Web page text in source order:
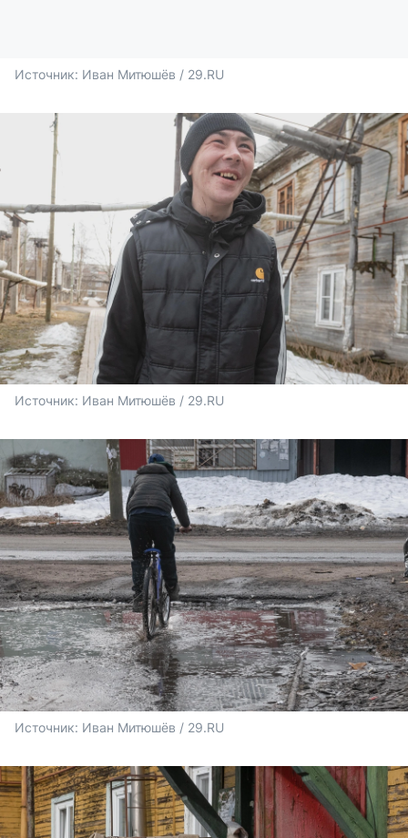
Источник: Иван Митюшёв / 29.RU
Источник: Иван Митюшёв / 29.RU
Источник: Иван Митюшёв / 29.RU